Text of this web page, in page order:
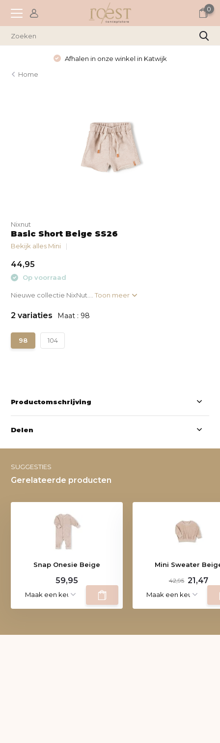
0
Afhalen in onze winkel in Katwijk
Home
Nixnut
Basic Short Beige SS26
Bekijk alles Mini
44,95
Op voorraad
Nieuwe collectie NixNut....Toon meer
2 variaties Maat : 98
98 104
Productomschrijving
Delen
SUGGESTIES
Gerelateerde producten
Snap Onesie Beige
59,95
Mini Sweater
42,95 21,47